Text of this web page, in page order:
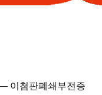
이첨판폐쇄부전증